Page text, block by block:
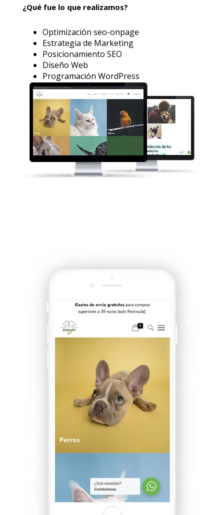
¿Qué fue lo que realizamos?
Optimización seo-onpage
Estrategia de Marketing
Posicionamiento SEO
Diseño Web
Programación WordPress